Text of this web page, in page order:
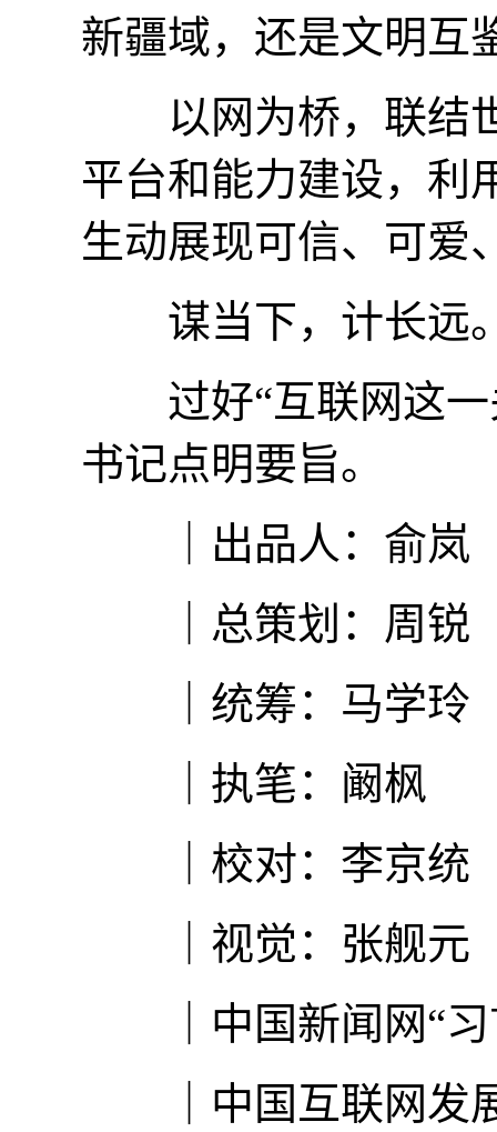
新疆域，还是文明互
以网为桥，联结世
平台和能力建设，利
生动展现可信、可爱
谋当下，计长远
过好“互联网这一
书记点明要旨。
｜出品人：俞岚
｜总策划：周锐
｜统筹：马学玲
｜执笔：阚枫
｜校对：李京统
｜视觉：张舰元
｜中国新闻网“
｜中国互联网